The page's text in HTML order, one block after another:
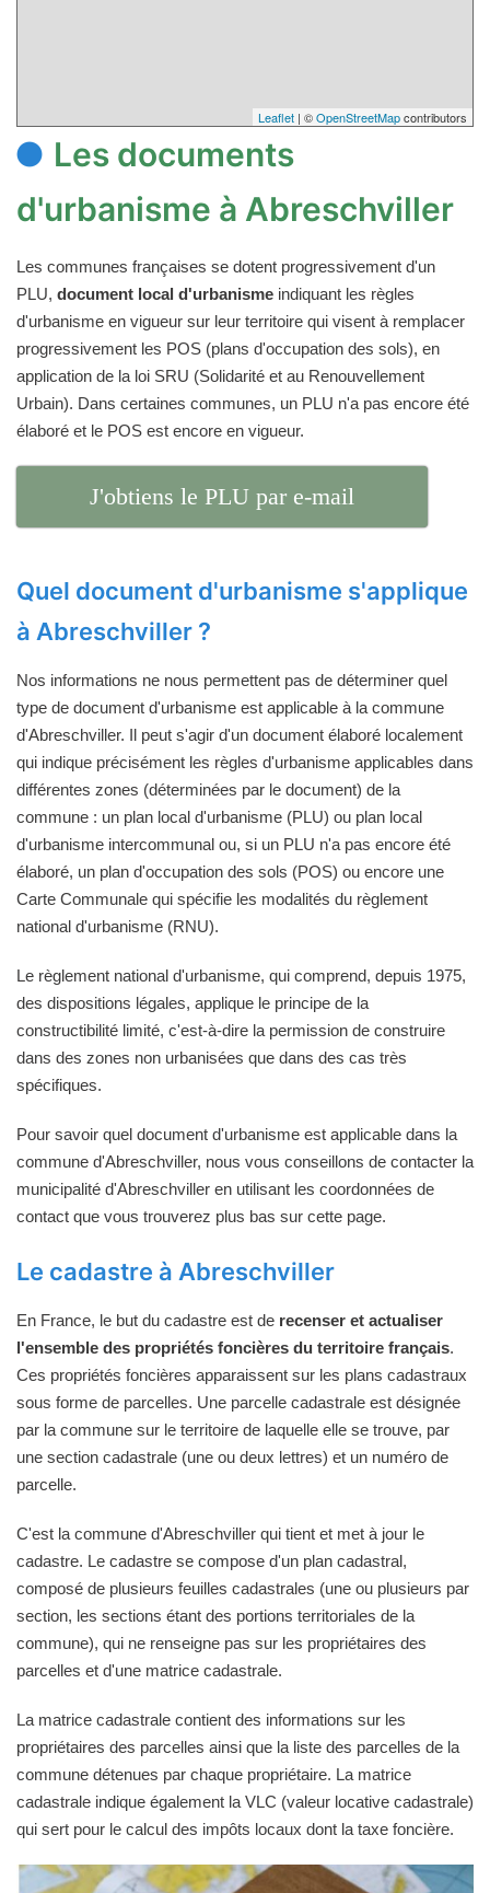
Leaflet | ©OpenStreetMapcontributors
Les documents
d'urbanisme à Abreschviller
Les communes françaises se dotent progressivement d'un
PLU, document local d'urbanisme indiquant les règles
d'urbanisme en vigueur sur leur territoire qui visent à remplacer
progressivement les POS (plans d'occupation des sols), en
application de la loi SRU (Solidarité et au Renouvellement
Urbain). Dans certaines communes, un PLU n'a pas encore été
élaboré et le POS est encore en vigueur.
J'obtiens le PLU par e-mail
Quel document d'urbanisme s'applique
à Abreschviller ?
Nos informations ne nous permettent pas de déterminer quel
type de document d'urbanisme est applicable à la commune
d'Abreschviller. Il peut s'agir d'un document élaboré localement
qui indique précisément les règles d'urbanisme applicables dans
différentes zones (déterminées par le document) de la
commune : un plan local d'urbanisme (PLU) ou plan local
d'urbanisme intercommunal ou, si un PLU n'a pas encore été
élaboré, un plan d'occupation des sols (POS) ou encore une
Carte Communale qui spécifie les modalités du règlement
national d'urbanisme (RNU).
Le règlement national d'urbanisme, qui comprend, depuis 1975,
des dispositions légales, applique le principe de la
constructibilité limité, c'est-à-dire la permission de construire
dans des zones non urbanisées que dans des cas très
spécifiques.
Pour savoir quel document d'urbanisme est applicable dans la
commune d'Abreschviller, nous vous conseillons de contacter la
municipalité d'Abreschviller en utilisant les coordonnées de
contact que vous trouverez plus bas sur cette page.
Le cadastre à Abreschviller
En France, le but du cadastre est de recenser et actualiser
l'ensemble des propriétés foncières du territoire français.
Ces propriétés foncières apparaissent sur les plans cadastraux
sous forme de parcelles. Une parcelle cadastrale est désignée
par la commune sur le territoire de laquelle elle se trouve, par
une section cadastrale (une ou deux lettres) et un numéro de
parcelle.
C'est la commune d'Abreschviller qui tient et met à jour le
cadastre. Le cadastre se compose d'un plan cadastral,
composé de plusieurs feuilles cadastrales (une ou plusieurs par
section, les sections étant des portions territoriales de la
commune), qui ne renseigne pas sur les propriétaires des
parcelles et d'une matrice cadastrale.
La matrice cadastrale contient des informations sur les
propriétaires des parcelles ainsi que la liste des parcelles de la
commune détenues par chaque propriétaire. La matrice
cadastrale indique également la VLC (valeur locative cadastrale)
qui sert pour le calcul des impôts locaux dont la taxe foncière.